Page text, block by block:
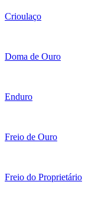
Crioulaço
Doma de Ouro
Enduro
Freio de Ouro
Freio do Proprietário